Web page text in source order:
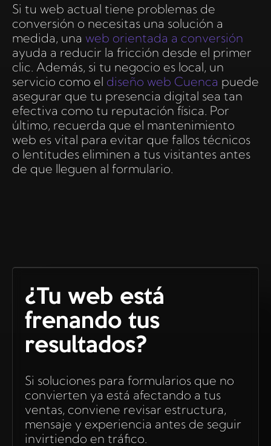
Si tu web actual tiene problemas de
conversión o necesitas una solución a
medida, una web orientada a conversión
ayuda a reducir la fricción desde el primer
clic. Además, si tu negocio es local, un
servicio como el diseño web Cuenca puede
asegurar que tu presencia digital sea tan
efectiva como tu reputación física. Por
último, recuerda que el mantenimiento
web es vital para evitar que fallos técnicos
o lentitudes eliminen a tus visitantes antes
de que lleguen al formulario.
¿Tu web está
frenando tus
resultados?
Si soluciones para formularios que no
convierten ya está afectando a tus
ventas, conviene revisar estructura,
mensaje y experiencia antes de seguir
invirtiendo en tráfico.